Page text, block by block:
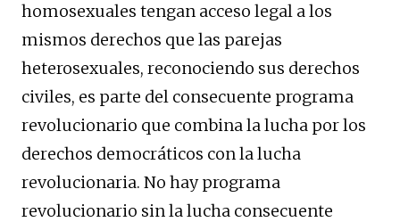
homosexuales tengan acceso legal a los
mismos derechos que las parejas
heterosexuales, reconociendo sus derechos
civiles, es parte del consecuente programa
revolucionario que combina la lucha por los
derechos democráticos con la lucha
revolucionaria. No hay programa
revolucionario sin la lucha consecuente